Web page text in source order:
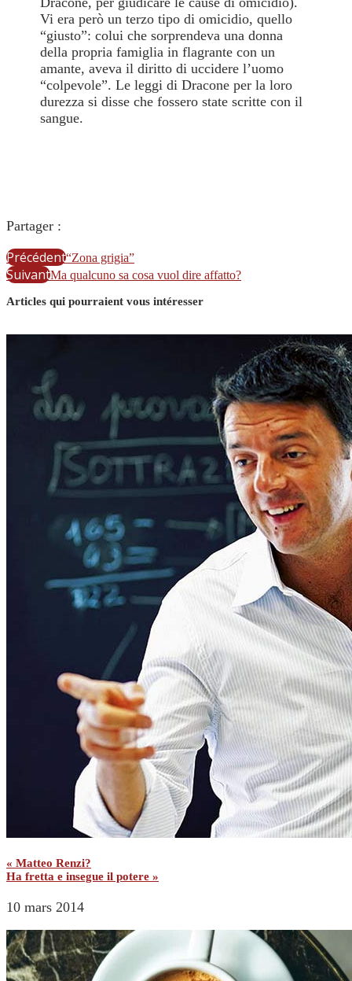
Vi era però un terzo tipo di omicidio, quello
“giusto”: colui che sorprendeva una donna
della propria famiglia in flagrante con un
amante, aveva il diritto di uccidere l’uomo
“colpevole”. Le leggi di Dracone per la loro
durezza si disse che fossero state scritte con il
sangue.
Partager :
Précédent“Zona grigia”
SuivantMa qualcuno sa cosa vuol dire affatto?
Articles qui pourraient vous intéresser
« Matteo Renzi?
Ha fretta e insegue il potere »
10 mars 2014